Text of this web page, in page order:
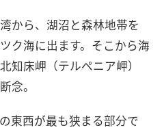
から、湖沼と森林地帯を
ク海に出ます。そこから海
知床岬（テルペニア岬）
念。
東西が最も狭まる部分で